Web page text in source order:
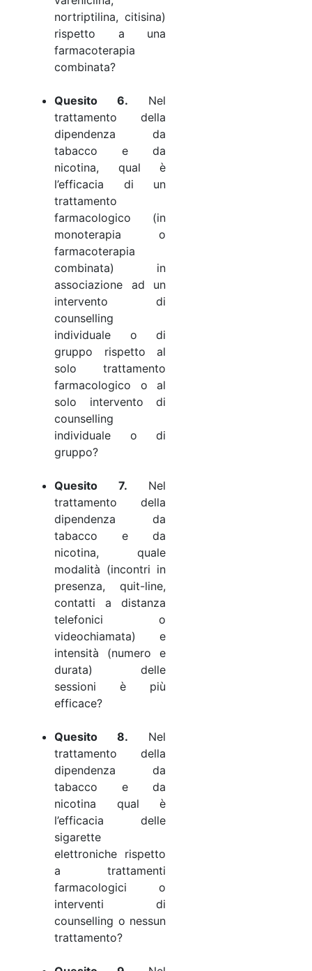
nortriptilina, citisina)
rispetto a una
farmacoterapia
combinata?
Quesito 6. Nel
trattamento della
dipendenza da
tabacco e da
nicotina, qual è
l’efficacia di un
trattamento
farmacologico (in
monoterapia o
farmacoterapia
combinata) in
associazione ad un
intervento di
counselling
individuale o di
gruppo rispetto al
solo trattamento
farmacologico o al
solo intervento di
counselling
individuale o di
gruppo?
Quesito 7. Nel
trattamento della
dipendenza da
tabacco e da
nicotina, quale
modalità (incontri in
presenza, quit-line,
contatti a distanza
telefonici o
videochiamata) e
intensità (numero e
durata) delle
sessioni è più
efficace?
Quesito 8. Nel
trattamento della
dipendenza da
tabacco e da
nicotina qual è
l’efficacia delle
sigarette
elettroniche rispetto
a trattamenti
farmacologici o
interventi di
counselling o nessun
trattamento?